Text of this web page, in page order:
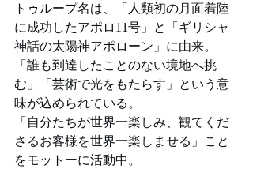
トゥループ名は、「人類初の月面着陸
に成功したアポロ11号」と「ギリシャ
神話の太陽神アポローン」に由来。
「誰も到達したことのない境地へ挑
む」「芸術で光をもたらす」という意
味が込められている。
「自分たちが世界一楽しみ、観てくだ
さるお客様を世界一楽しませる」こと
をモットーに活動中。